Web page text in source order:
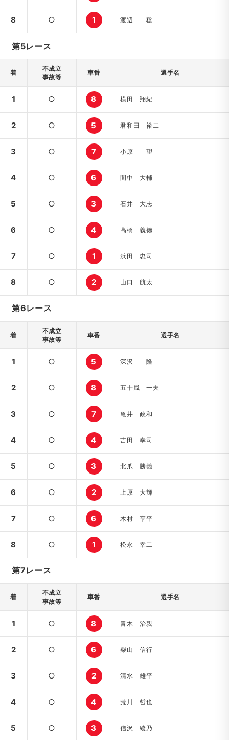
8 ○ 1 渡辺 稔
第5レース
着
不成立
事故等
車番 選手名
1 ○ 8 横田 翔紀
2 ○ 5 君和田 裕二
3 ○ 7 小原 望
4 ○ 6 間中 大輔
5 ○ 3 石井 大志
6 ○ 4 高橋 義徳
7 ○ 1 浜田 忠司
8 ○ 2 山口 航太
第6レース
着
不成立
事故等
車番 選手名
1 ○ 5 深沢 隆
2 ○ 8 五十嵐 一夫
3 ○ 7 亀井 政和
4 ○ 4 吉田 幸司
5 ○ 3 北爪 勝義
6 ○ 2 上原 大輝
7 ○ 6 木村 享平
8 ○ 1 松永 幸二
第7レース
着
不成立
事故等
車番 選手名
1 ○ 8 青木 治親
2 ○ 6 柴山 信行
3 ○ 2 清水 雄平
4 ○ 4 荒川 哲也
5 ○ 3 信沢 綾乃